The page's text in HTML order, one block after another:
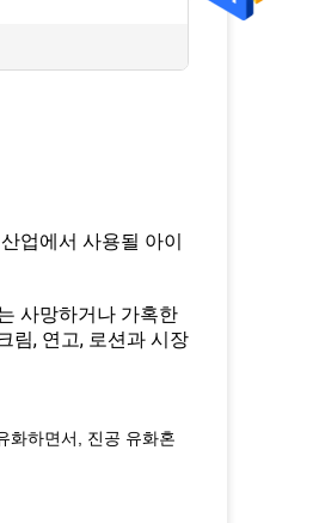
업에서 사용될 아이
사망하거나 가혹한
림, 연고, 로션과 시장
화하면서, 진공 유화혼